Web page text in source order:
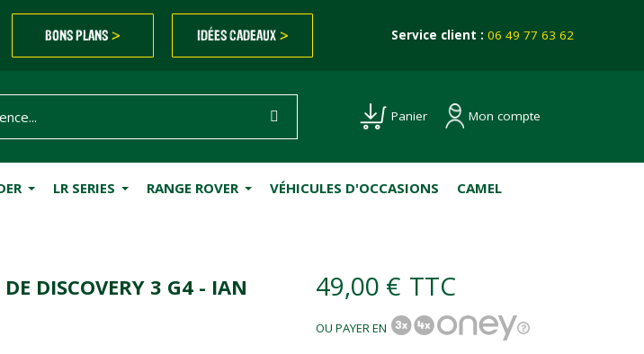
BONS PLANS > IDÉES CADEAUX > Service client :06 49 77 63 62
Panier Mon compte
LR SERIES RANGE ROVER VÉHICULES D'OCCASIONS CAMEL
DISCOVERY 3 G4 - IAN
49,00 € TTC
OU PAYER EN